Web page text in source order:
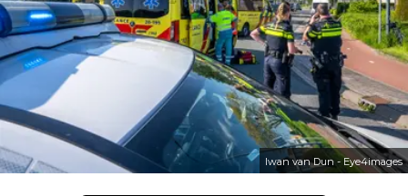
Iwan van Dun - Eye4images